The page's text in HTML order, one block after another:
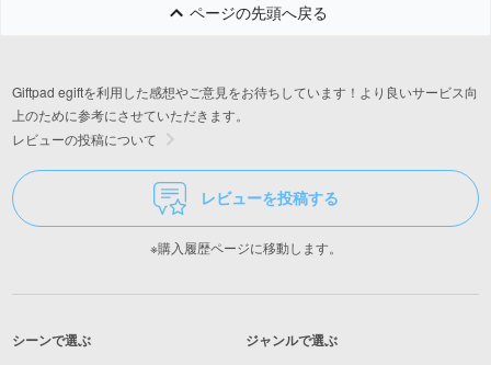
ページの先頭へ戻る
Giftpad egiftを利用した感想やご意見をお待ちしています！より良いサービス向
上のために参考にさせていただきます。
レビューの投稿について
レビューを投稿する
※購入履歴ページに移動します。
シーンで選ぶ ジャンルで選ぶ